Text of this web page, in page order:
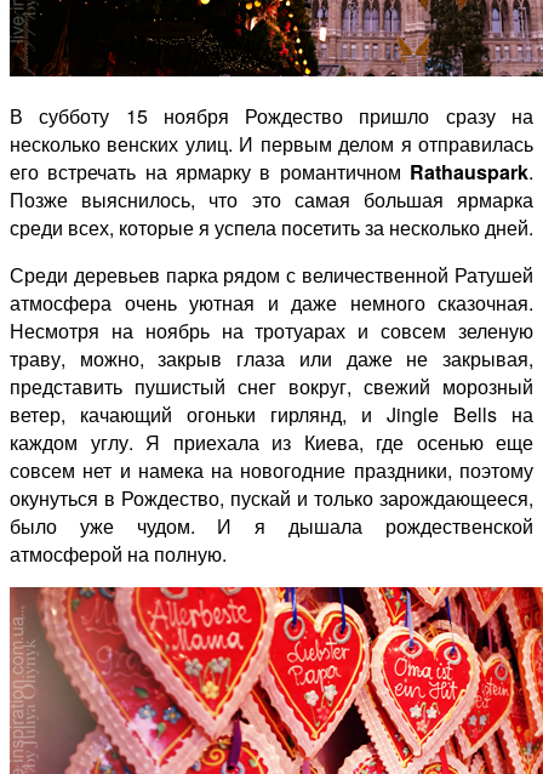
В субботу 15 ноября Рождество пришло сразу на
несколько венских улиц. И первым делом я отправилась
его встречать на ярмарку в романтичном Rathauspark.
Позже выяснилось, что это самая большая ярмарка
среди всех, которые я успела посетить за несколько дней.
Среди деревьев парка рядом с величественной Ратушей
атмосфера очень уютная и даже немного сказочная.
Несмотря на ноябрь на тротуарах и совсем зеленую
траву, можно, закрыв глаза или даже не закрывая,
представить пушистый снег вокруг, свежий морозный
ветер, качающий огоньки гирлянд, и Jingle Bells на
каждом углу. Я приехала из Киева, где осенью еще
совсем нет и намека на новогодние праздники, поэтому
окунуться в Рождество, пускай и только зарождающееся,
было уже чудом. И я дышала рождественской
атмосферой на полную.